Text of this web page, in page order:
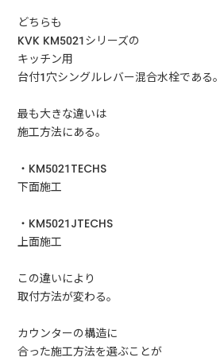
どちらも
KVK KM5021シリーズの
キッチン用
台付1穴シングルレバー混合水栓である。
最も大きな違いは
施工方法にある。
・KM5021TECHS
下面施工
・KM5021JTECHS
上面施工
この違いにより
取付方法が変わる。
カウンターの構造に
合った施工方法を選ぶことが